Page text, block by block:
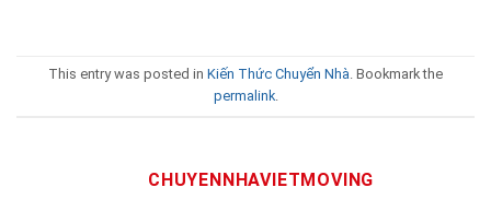
This entry was posted in Kiến Thức Chuyển Nhà. Bookmark the
permalink.
CHUYENNHAVIETMOVING